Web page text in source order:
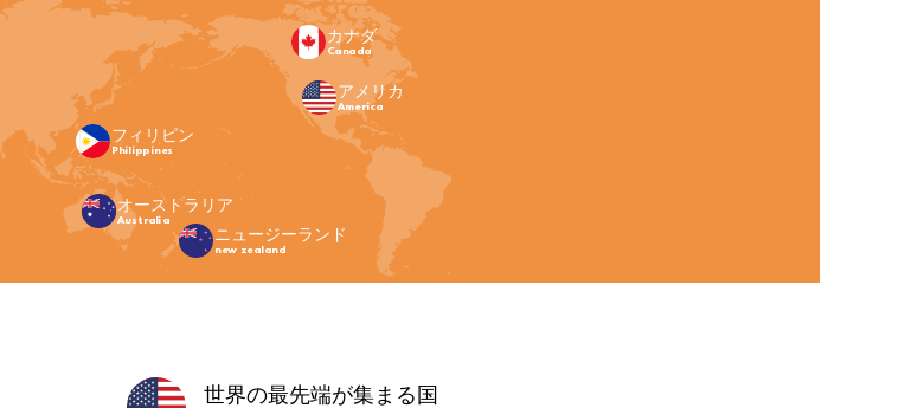
カナダ
Canada
アメリカ
America
オーストラリア
Australia
ニュージーランド
new zealand
フィリピン
Philippines
世界の最先端が集まる国